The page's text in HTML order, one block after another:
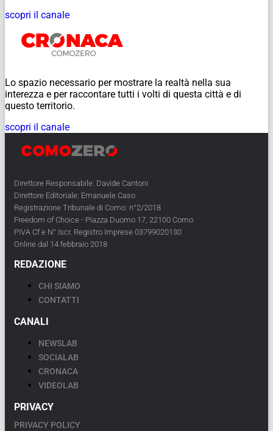
scopri il canale
Lo spazio necessario per mostrare la realtà nella sua
interezza e per raccontare tutti i volti di questa città e di
questo territorio.
scopri il canale
Direttore Responsabile: Davide Cantoni
Direttore Editoriale: Emanuele Caso
Registrazione Tribunale di Como: n°2/2018
Freedom of Choice - Piazza Duomo 17, 22100 Como
PIVA Cf e N° Iscr. Registro Imprese 03799020130
Online dal 14 febbraio 2018
REDAZIONE
CHI SIAMO
CONTATTI
CANALI
NEWSLAB
SOCIALAB
CRONACA
VIDEOLAB
PRIVACY
PRIVACY POLICY